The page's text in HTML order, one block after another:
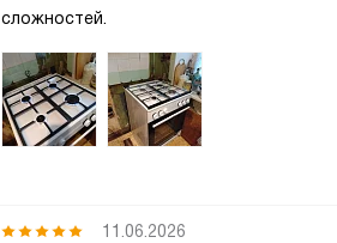
сложностей.
11.06.2026